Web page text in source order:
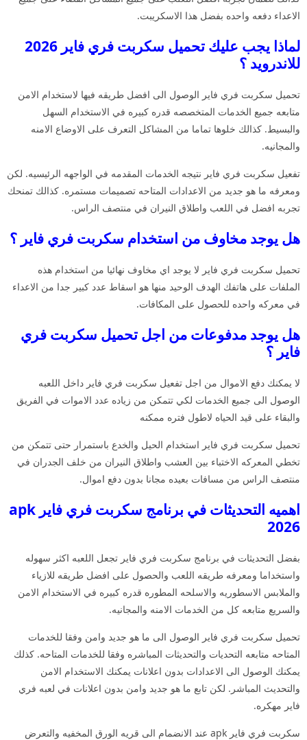
الاعداء دفعه واحده بفضل هذا الاسكريبت.
لماذا يجب عليك تحميل سكربت فري فاير 2026
للاندرويد ؟
تحميل سكربت فري فاير الوصول الى افضل طريقه فيها لاستخدام الامن
متابعه جميع الخدمات المتخصصه قدره كبيره في الاستخدام السهل
والبسيط. كذالك خلوها تماما من المشاكل التعرف على الاوضاع الامنه
والمجانيه.
تفعيل سكربت فري فاير نتيجه الخدمات المقدمه في الواجهه الرئيسيه. لكن
ومعرفه ما هو جديد من الاعدادات المتاحه تصميمات مستمره. كذالك تمنحك
تجربه افضل في اللعب واطلاق النيران في منتصف الراس.
هل يوجد مخاوف من استخدام سكربت فري فاير ؟
تحميل سكربت فري فاير لا يوجد اي مخاوف نهائيا من استخدام هذه
الملفات على هاتفك الهدف الوحيد منها هو اسقاط عدد كبير جدا من الاعداء
في معركه واحده للحصول على المكافات.
هل يوجد مدفوعات من اجل تحميل سكربت فري
فاير ؟
لا يمكنك دفع الاموال من اجل تفعيل سكربت فري فاير داخل اللعبه
الوصول الى جميع الخدمات لكي تتمكن من زياده عدد الاموات في الفريق
والبقاء على قيد الحياه لاطول فتره ممكنه
تحميل سكربت فري فاير استخدام الحيل والخدع باستمرار حتى تتمكن من
تخطي المعركه الاختباء بين العشب واطلاق النيران من خلف الجدران في
منتصف الراس من مسافات بعيده مجانا بدون دفع اموال.
اهميه التحديثات في برنامج سكربت فري فاير apk
2026
بفضل التحديثات في برنامج سكربت فري فاير تجعل اللعبه اكثر سهوله
واستخداما ومعرفه طريقه اللعب والحصول على افضل طريقه للازياء
والملابس الاسطوريه والاسلحه المطوره قدره كبيره في الاستخدام الامن
والسريع متابعه كل من الخدمات الامنه والمجانيه.
تحميل سكربت فري فاير الوصول الى ما هو جديد وامن وفقا للخدمات
المتاحه متابعه التحديات والتحديثات المباشره وفقا للخدمات المتاحه. كذلك
يمكنك الوصول الى الاعدادات بدون اعلانات يمكنك الاستخدام الامن
والتحديث المباشر. لكن تابع ما هو جديد وامن بدون اعلانات في لعبه فري
فاير مهكره.
سكربت فري فاير apk عند الانضمام الى قريه الورق المخفيه والتعرض